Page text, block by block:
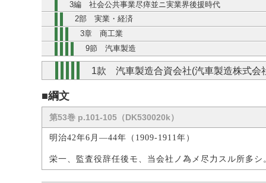
3編 社会公共事業尽瘁並ニ実業界後援時代
2部 実業・経済
3章 商工業
9節 汽車製造
1款 汽車製造合資会社(汽車製造株式会
■綱文
第53巻 p.101-105（DK530020k）
明治42年6月―44年（1909-1911年）
栄一、監査役辞任後モ、当会社ノ為メ尽力スル所多シ